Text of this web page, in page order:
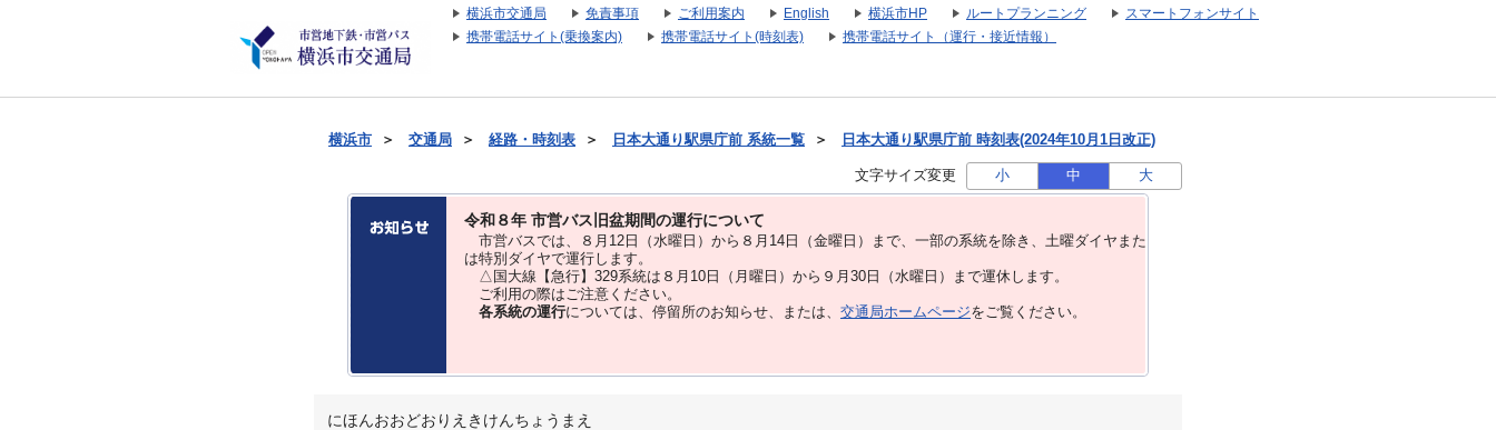
横浜市交通局 免責事項 ご利用案内 English 横浜市HP ルートプランニング
スマートフォンサイト
携帯電話サイト(乗換案内)
携帯電話サイト(時刻表) 携帯電話サイト（運行・接近情報）
横浜市 ＞ 交通局 ＞ 経路・時刻表 ＞ 日本大通り駅県庁前 系統一覧 ＞ 日本大通り駅県庁前 時刻表(2024年10月1日改正)
文字サイズ変更 小 中 大
令和８年 市営バス旧盆期間の運行について
市営バスでは、８⽉12⽇（水曜日）から８⽉14⽇（金曜日）まで、⼀部の系統を除き、⼟曜ダイヤまた
は特別ダイヤで運⾏します。
△国大線【急行】329系統は８月10日（月曜日）から９月30日（水曜日）まで運休します。
ご利用の際はご注意ください。
各系統の運行については、停留所のお知らせ、または、 交通局ホームページをご覧ください。
にほんおおどおりえきけんちょうまえ